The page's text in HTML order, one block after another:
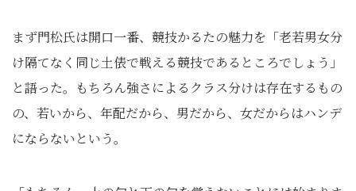
まず門松氏は開口一番、競技かるたの魅力を「老若男女分
け隔てなく同じ土俵で戦える競技であるところでしょう」
と語った。もちろん強さによるクラス分けは存在するもの
の、若いから、年配だから、男だから、女だからはハンデ
にならないという。